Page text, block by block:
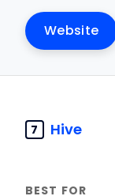
Website
7 Hive